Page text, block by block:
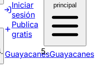
Iniciar
sesión
Publica
gratis
principal
GuayacanesGuayacanes